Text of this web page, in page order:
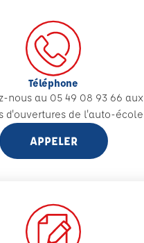
Téléphone
nous au 05 49 08 93 66 aux
d'ouvertures de l'auto-école
APPELER